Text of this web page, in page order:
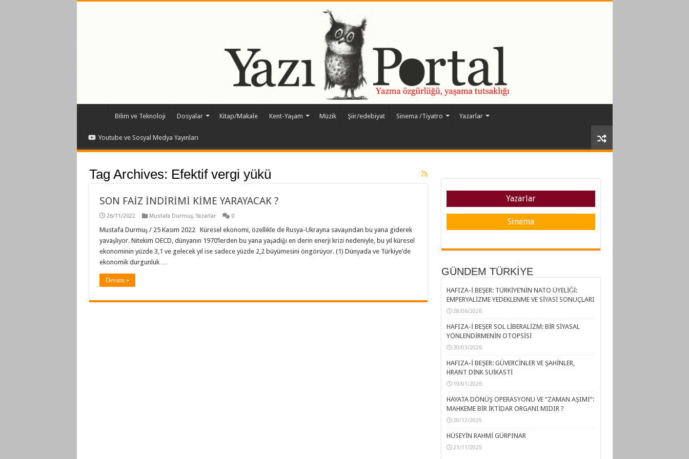
Bilim ve Teknoloji Dosyalar Kitap/Makale Kent-Yaşam Müzik Şiir/edebiyat Sinema /Tiyatro Yazarlar
Youtube ve Sosyal Medya Yayınları
Tag Archives: Efektif vergi yükü
SON FAİZ İNDİRİMİ KİME YARAYACAK ?
26/11/2022 Mustafa Durmuş,Yazarlar 0
Mustafa Durmuş / 25 Kasım 2022 Küresel ekonomi, özellikle de Rusya-Ukrayna savaşından bu yana giderek
yavaşlıyor. Nitekim OECD, dünyanın 1970’lerden bu yana yaşadığı en derin enerji krizi nedeniyle, bu yıl küresel
ekonominin yüzde 3,1 ve gelecek yıl ise sadece yüzde 2,2 büyümesini öngörüyor. (1) Dünyada ve Türkiye’de
ekonomik durgunluk …
Devamı »
Yazarlar
Sinema
GÜNDEM TÜRKİYE
HAFIZA-İ BEŞER: TÜRKİYE’NİN NATO ÜYELİĞİ:
EMPERYALİZME YEDEKLENME VE SİYASİ SONUÇLARI
28/06/2026
HAFIZA-İ BEŞER SOL LİBERALİZM: BİR SİYASAL
YÖNLENDİRMENİN OTOPSİSİ
30/03/2026
HAFIZA-İ BEŞER: GÜVERCİNLER VE ŞAHİNLER,
HRANT DİNK SUİKASTİ
19/01/2026
HAYATA DÖNÜŞ OPERASYONU VE “ZAMAN AŞIMI”:
MAHKEME BİR İKTİDAR ORGANI MIDIR ?
20/12/2025
HÜSEYİN RAHMİ GÜRPINAR
21/11/2025